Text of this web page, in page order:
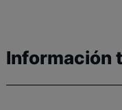
Información